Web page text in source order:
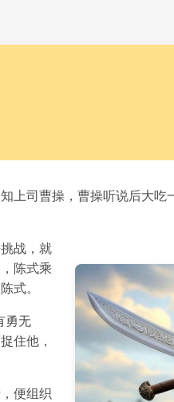
上司曹操，曹操听说后大
战，就
陈式乘
式。
勇无
住他，
便组织